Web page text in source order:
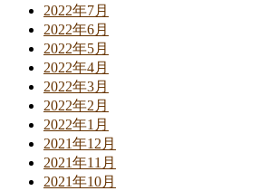
2022年7月
2022年6月
2022年5月
2022年4月
2022年3月
2022年2月
2022年1月
2021年12月
2021年11月
2021年10月